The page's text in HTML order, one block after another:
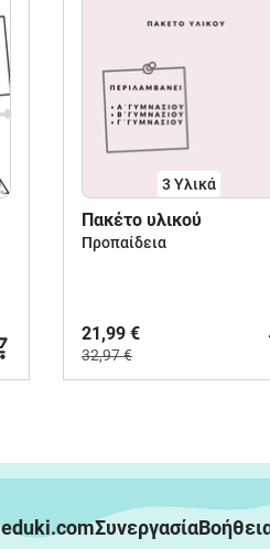
3 Υλικά
Πακέτο υλικού
Προπαίδεια
21,99 €
32,97 €
eduki.comΣυνεργασία